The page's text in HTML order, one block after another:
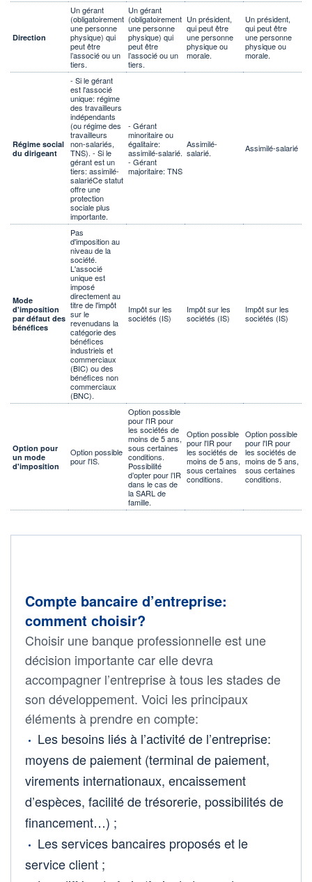
Direction
Un gérant
(obligatoirement
une personne
physique) qui
peut être
l’associé ou un
tiers.
Un gérant
(obligatoirement
une personne
physique) qui
peut être
l’associé ou un
tiers.
Un président,
qui peut être
une personne
physique ou
morale.
Un président,
qui peut être
une personne
physique ou
morale.
Régime social
du dirigeant
- Si le gérant
est l'associé
unique: régime
des travailleurs
indépendants
(ou régime des
travailleurs
non-salariés,
TNS). - Si le
gérant est un
tiers: assimilé-
salariéCe statut
offre une
protection
sociale plus
importante.
- Gérant
minoritaire ou
égalitaire:
assimilé-salarié.
- Gérant
majoritaire: TNS
Assimilé-
salarié.
Assimilé-salarié
Mode
d'imposition
par défaut des
bénéfices
Pas
d'imposition au
niveau de la
société.
L'associé
unique est
imposé
directement au
titre de l'impôt
sur le
revenudans la
catégorie des
bénéfices
industriels et
commerciaux
(BIC) ou des
bénéfices non
commerciaux
(BNC).
Impôt sur les
sociétés (IS)
Impôt sur les
sociétés (IS)
Impôt sur les
sociétés (IS)
Option pour
un mode
d'imposition
Option possible
pour l'IS.
Option possible
pour l'IR pour
les sociétés de
moins de 5 ans,
sous certaines
conditions.
Possibilité
d’opter pour l’IR
dans le cas de
la SARL de
famille.
Option possible
pour l'IR pour
les sociétés de
moins de 5 ans,
sous certaines
conditions.
Option possible
pour l'IR pour
les sociétés de
moins de 5 ans,
sous certaines
conditions.
Compte bancaire d’entreprise:
comment choisir?
Choisir une banque professionnelle est une
décision importante car elle devra
accompagner l’entreprise à tous les stades de
son développement. Voici les principaux
éléments à prendre en compte:
Les besoins liés à l’activité de l’entreprise:
moyens de paiement (terminal de paiement,
virements internationaux, encaissement
d’espèces, facilité de trésorerie, possibilités de
financement…) ;
Les services bancaires proposés et le
service client ;